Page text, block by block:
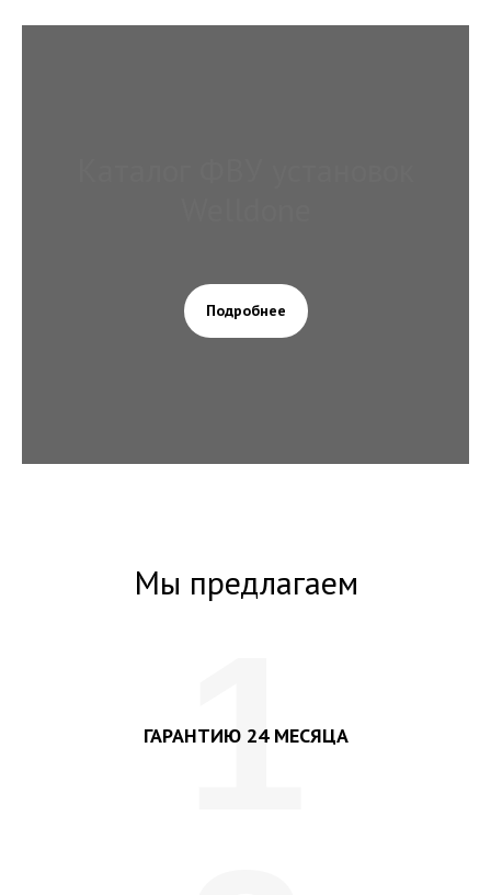
Подробнее
Мы предлагаем
ГАРАНТИЮ 24 МЕСЯЦА
1